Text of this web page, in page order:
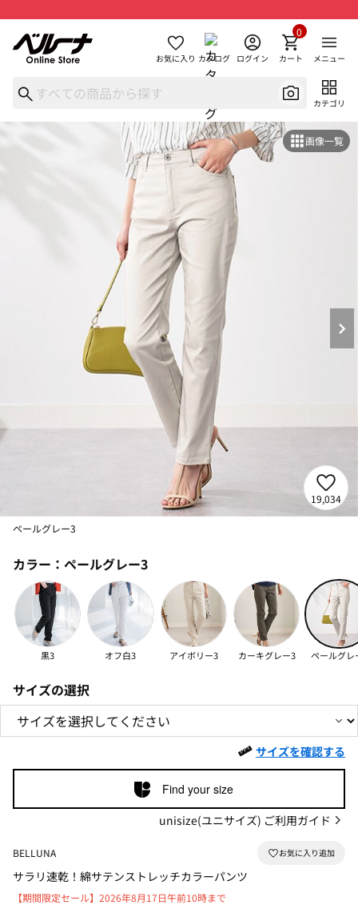
お気に入り カタログ ログイン カート
0
メニュー
カテゴリ
画像一覧
19,034
ペールグレー3
カラー： ペールグレー3
黒3 オフ白3 アイボリー3 カーキグレー3 ペールグレ
サイズの選択
サイズを確認する
Find your size
unisize(ユニサイズ) ご利用ガイド
BELLUNA
サラリ速乾！綿サテンストレッチカラーパンツ
【期間限定セール】2026年8月17日午前10時まで